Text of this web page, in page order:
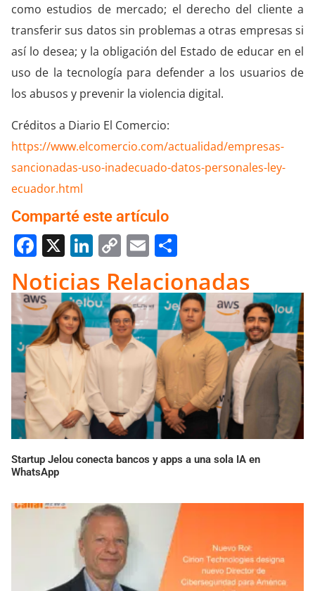
como estudios de mercado; el derecho del cliente a
transferir sus datos sin problemas a otras empresas si
así lo desea; y la obligación del Estado de educar en el
uso de la tecnología para defender a los usuarios de
los abusos y prevenir la violencia digital.
Créditos a Diario El Comercio:
https://www.elcomercio.com/actualidad/empresas-
sancionadas-uso-inadecuado-datos-personales-ley-
ecuador.html
Comparté este artículo
Facebook
X LinkedIn
Copy
Link
Email
Noticias Relacionadas
Startup Jelou conecta bancos y apps a una sola IA en
WhatsApp